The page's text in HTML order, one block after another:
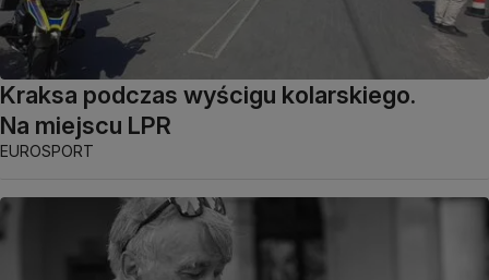
Kraksa podczas wyścigu kolarskiego.
Na miejscu LPR
EUROSPORT